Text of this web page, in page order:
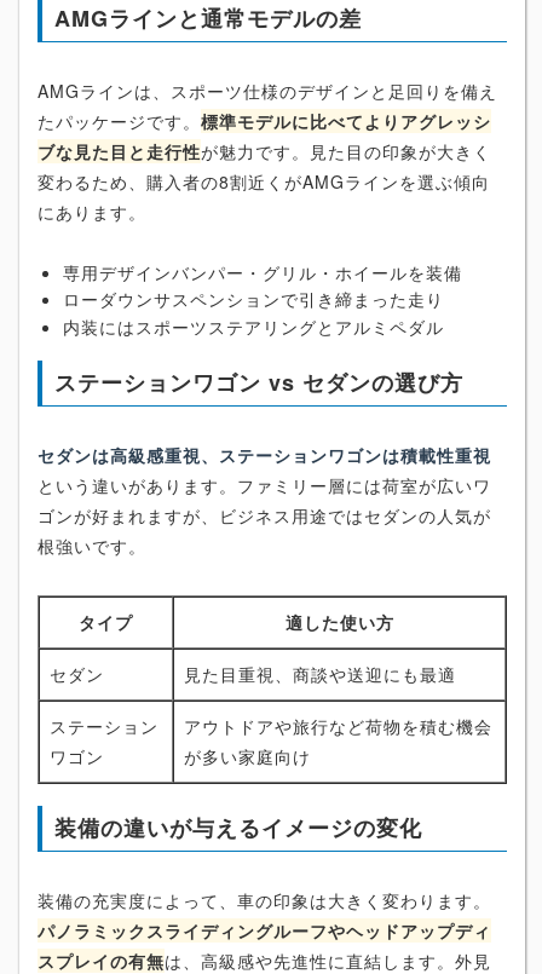
AMGラインと通常モデルの差
AMGラインは、スポーツ仕様のデザインと足回りを備え
たパッケージです。 標準モデルに比べてよりアグレッシ
ブな見た目と走行性が魅力です。見た目の印象が大きく
変わるため、購入者の8割近くがAMGラインを選ぶ傾向
にあります。
専用デザインバンパー・グリル・ホイールを装備
ローダウンサスペンションで引き締まった走り
内装にはスポーツステアリングとアルミペダル
ステーションワゴン vs セダンの選び方
セダンは高級感重視、ステーションワゴンは積載性重視
という違いがあります。ファミリー層には荷室が広いワ
ゴンが好まれますが、ビジネス用途ではセダンの人気が
根強いです。
タイプ 適した使い方
セダン 見た目重視、商談や送迎にも最適
ステーション
ワゴン
アウトドアや旅行など荷物を積む機会
が多い家庭向け
装備の違いが与えるイメージの変化
装備の充実度によって、車の印象は大きく変わります。
パノラミックスライディングルーフやヘッドアップディ
スプレイの有無は、高級感や先進性に直結します。外見